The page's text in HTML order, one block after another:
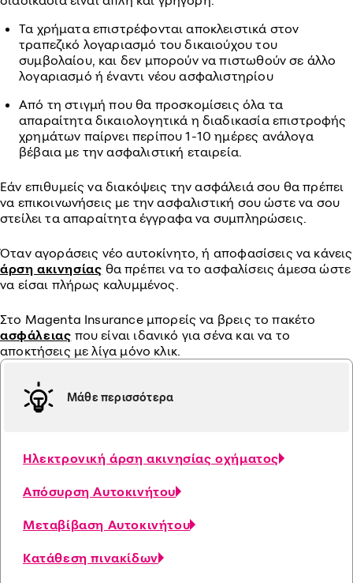
Τα χρήματα επιστρέφονται αποκλειστικά στον
τραπεζικό λογαριασμό του δικαιούχου του
συμβολαίου, και δεν μπορούν να πιστωθούν σε άλλο
λογαριασμό ή έναντι νέου ασφαλιστηρίου
Από τη στιγμή που θα προσκομίσεις όλα τα
απαραίτητα δικαιολογητικά η διαδικασία επιστροφής
χρημάτων παίρνει περίπου 1-10 ημέρες ανάλογα
βέβαια με την ασφαλιστική εταιρεία.
Εάν επιθυμείς να διακόψεις την ασφάλειά σου θα πρέπει
να επικοινωνήσεις με την ασφαλιστική σου ώστε να σου
στείλει τα απαραίτητα έγγραφα να συμπληρώσεις.
Όταν αγοράσεις νέο αυτοκίνητο, ή αποφασίσεις να κάνεις
άρση ακινησίας θα πρέπει να το ασφαλίσεις άμεσα ώστε
να είσαι πλήρως καλυμμένος.
Στο Magenta Insurance μπορείς να βρεις το πακέτο
ασφάλειας που είναι ιδανικό για σένα και να το
αποκτήσεις με λίγα μόνο κλικ.
Μάθε περισσότερα
Ηλεκτρονική άρση ακινησίας οχήματος
Απόσυρση Αυτοκινήτου
Μεταβίβαση Αυτοκινήτου
Κατάθεση πινακίδων